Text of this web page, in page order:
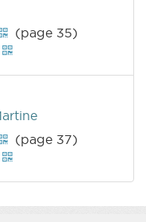
(page 35)
(page 37)